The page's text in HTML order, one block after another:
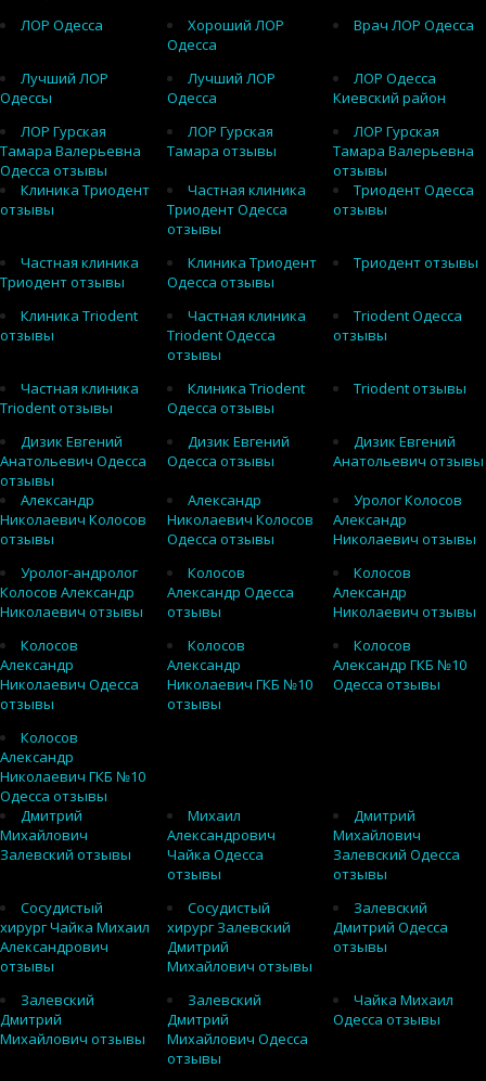
ЛОР Одесса
Хороший ЛОР
Одесса
Врач ЛОР Одесса
Лучший ЛОР
Одессы
Лучший ЛОР
Одесса
ЛОР Одесса
Киевский район
ЛОР Гурская
Тамара Валерьевна
Одесса отзывы
ЛОР Гурская
Тамара отзывы
ЛОР Гурская
Тамара Валерьевна
отзывы
Клиника Триодент
отзывы
Частная клиника
Триодент Одесса
отзывы
Триодент Одесса
отзывы
Частная клиника
Триодент отзывы
Клиника Триодент
Одесса отзывы
Триодент отзывы
Клиника Triodent
отзывы
Частная клиника
Triodent Одесса
отзывы
Triodent Одесса
отзывы
Частная клиника
Triodent отзывы
Клиника Triodent
Одесса отзывы
Triodent отзывы
Дизик Евгений
Анатольевич Одесса
отзывы
Дизик Евгений
Одесса отзывы
Дизик Евгений
Анатольевич отзывы
Александр
Николаевич Колосов
отзывы
Александр
Николаевич Колосов
Одесса отзывы
Уролог Колосов
Александр
Николаевич отзывы
Уролог-андролог
Колосов Александр
Николаевич отзывы
Колосов
Александр Одесса
отзывы
Колосов
Александр
Николаевич отзывы
Колосов
Александр
Николаевич Одесса
отзывы
Колосов
Александр
Николаевич ГКБ №10
отзывы
Колосов
Александр ГКБ №10
Одесса отзывы
Колосов
Александр
Николаевич ГКБ №10
Одесса отзывы
Дмитрий
Михайлович
Залевский отзывы
Михаил
Александрович
Чайка Одесса
отзывы
Дмитрий
Михайлович
Залевский Одесса
отзывы
Сосудистый
хирург Чайка Михаил
Александрович
отзывы
Сосудистый
хирург Залевский
Дмитрий
Михайлович отзывы
Залевский
Дмитрий Одесса
отзывы
Залевский
Дмитрий
Михайлович отзывы
Залевский
Дмитрий
Михайлович Одесса
отзывы
Чайка Михаил
Одесса отзывы